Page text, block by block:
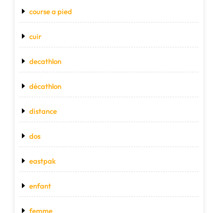
course a pied
cuir
decathlon
décathlon
distance
dos
eastpak
enfant
femme